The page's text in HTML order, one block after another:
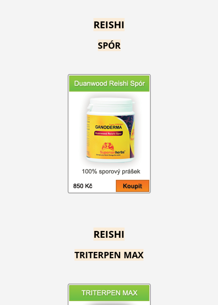
REISHI
SPÓR
REISHI
TRITERPEN MAX